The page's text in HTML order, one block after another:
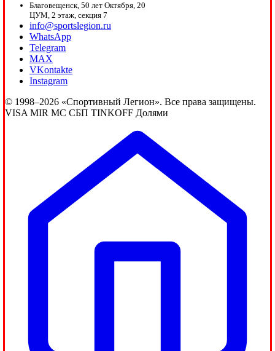
Благовещенск, 50 лет Октября, 20
ЦУМ, 2 этаж, секция 7
info@sportslegion.ru
WhatsApp
Telegram
MAX
VKontakte
Instagram
© 1998–2026 «Спортивный Легион». Все права защищены.
VISA MIR MC СБП TINKOFF Долями